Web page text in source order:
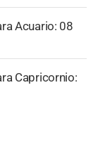
Acuario: 08
Capricornio: